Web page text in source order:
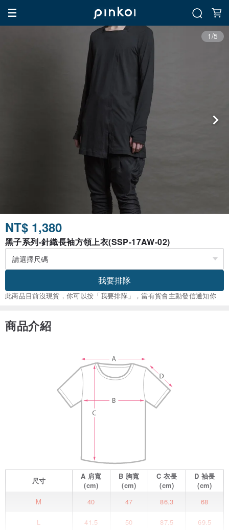
1/5
NT$ 1,380
黑子系列-針織長袖方領上衣(SSP-17AW-02)
我要排隊
此商品目前沒現貨，你可以按「我要排隊」，當有貨會主動發信通知你
商品介紹
尺寸 A 肩寬
(cm)
B 胸寬
(cm)
C衣長
(cm)
D袖長
(cm)
M
40 47 86.3 68
L 41.5 50 87.5 69.5